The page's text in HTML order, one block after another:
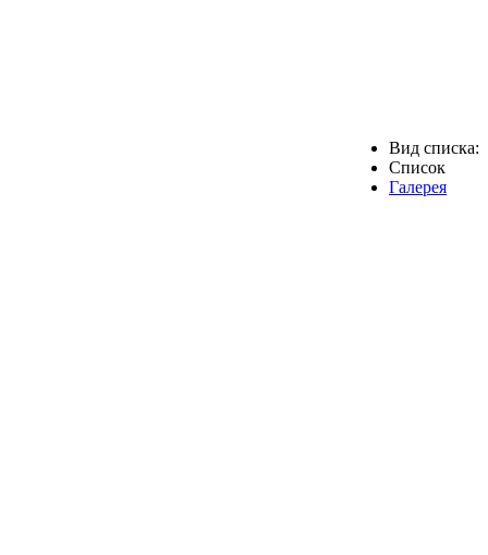
Вид списка:
Список
Галерея